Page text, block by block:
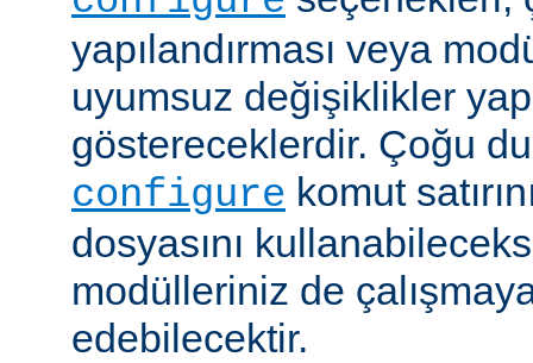
yapılandırması veya
uyumsuz değişiklikler
göstereceklerdir. Çoğu
configure komut
dosyasını
modülleriniz de
edebilecektir.